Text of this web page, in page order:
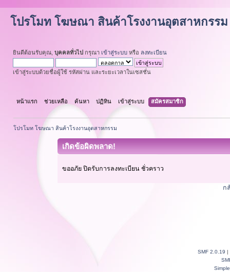
โปรโมท โฆษณา สินค้าโรงงานอุตสาหกรรม
ยินดีต้อนรับคุณ, บุคคลทั่วไป กรุณา เข้าสู่ระบบ หรือ ลงทะเบียน
เข้าสู่ระบบด้วยชื่อผู้ใช้ รหัสผ่าน และระยะเวลาในเซสชั่น
หน้าแรก ช่วยเหลือ ค้นหา ปฏิทิน เข้าสู่ระบบ สมัครสมาชิก
โปรโมท โฆษณา สินค้าโรงงานอุตสาหกรรม
เกิดข้อผิดพลาด!
ขออภัย ปิดรับการลงทะเบียน ชั่วคราว
ก
SMF 2.0.19 |